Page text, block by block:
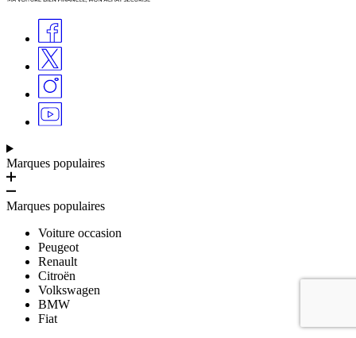
Marques populaires
Marques populaires
Voiture occasion
Peugeot
Renault
Citroën
Volkswagen
BMW
Fiat